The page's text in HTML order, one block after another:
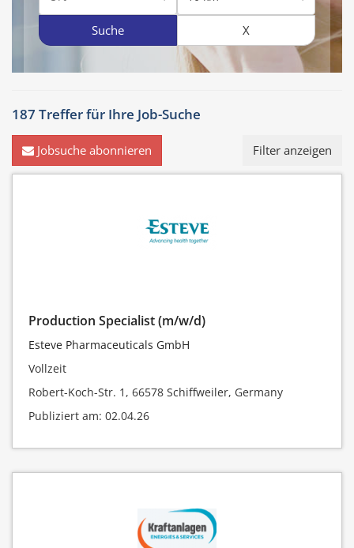
Suche X
187 Treffer für Ihre Job-Suche
Filter anzeigen
Jobsuche abonnieren
Production Specialist (m/w/d)
Esteve Pharmaceuticals GmbH
Vollzeit
Robert-Koch-Str. 1, 66578 Schiffweiler, Germany
Publiziert am: 02.04.26